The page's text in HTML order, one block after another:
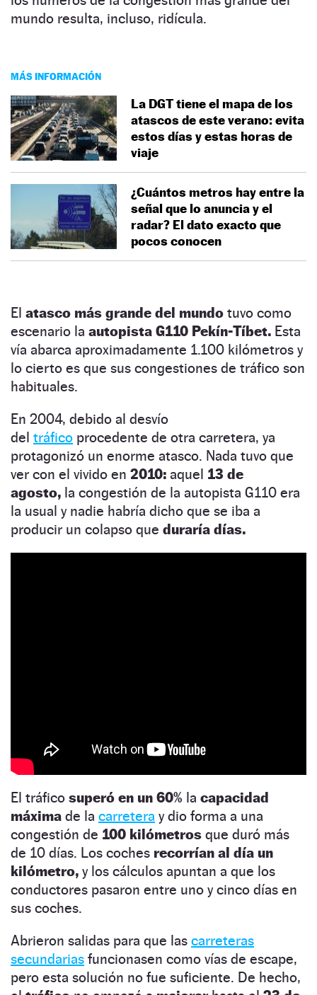
mundo resulta, incluso, ridícula.
MÁS INFORMACIÓN
La DGT tiene el mapa de los
atascos de este verano: evita
estos días y estas horas de
viaje
¿Cuántos metros hay entre la
señal que lo anuncia y el
radar? El dato exacto que
pocos conocen
El atasco más grande del mundo tuvo como
escenario la autopista G110 Pekín-Tíbet. Esta
vía abarca aproximadamente 1.100 kilómetros y
lo cierto es que sus congestiones de tráfico son
habituales.
En 2004, debido al desvío
del tráfico procedente de otra carretera, ya
protagonizó un enorme atasco. Nada tuvo que
ver con el vivido en 2010: aquel 13 de
agosto, la congestión de la autopista G110 era
la usual y nadie habría dicho que se iba a
producir un colapso que duraría días.
El tráfico superó en un 60% la capacidad
máxima de la carretera y dio forma a una
congestión de 100 kilómetros que duró más
de 10 días. Los coches recorrían al día un
kilómetro, y los cálculos apuntan a que los
conductores pasaron entre uno y cinco días en
sus coches.
Abrieron salidas para que las carreteras
secundarias funcionasen como vías de escape,
pero esta solución no fue suficiente. De hecho,